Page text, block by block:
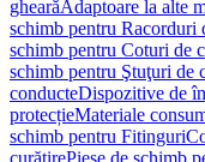
ghearăAdaptoare la alte
schimb pentru Racorduri
schimb pentru Coturi de
schimb pentru Ştuţuri de
conducteDispozitive de
protecțieMateriale
schimb pentru Fitinguri
curățirePiese de schimb